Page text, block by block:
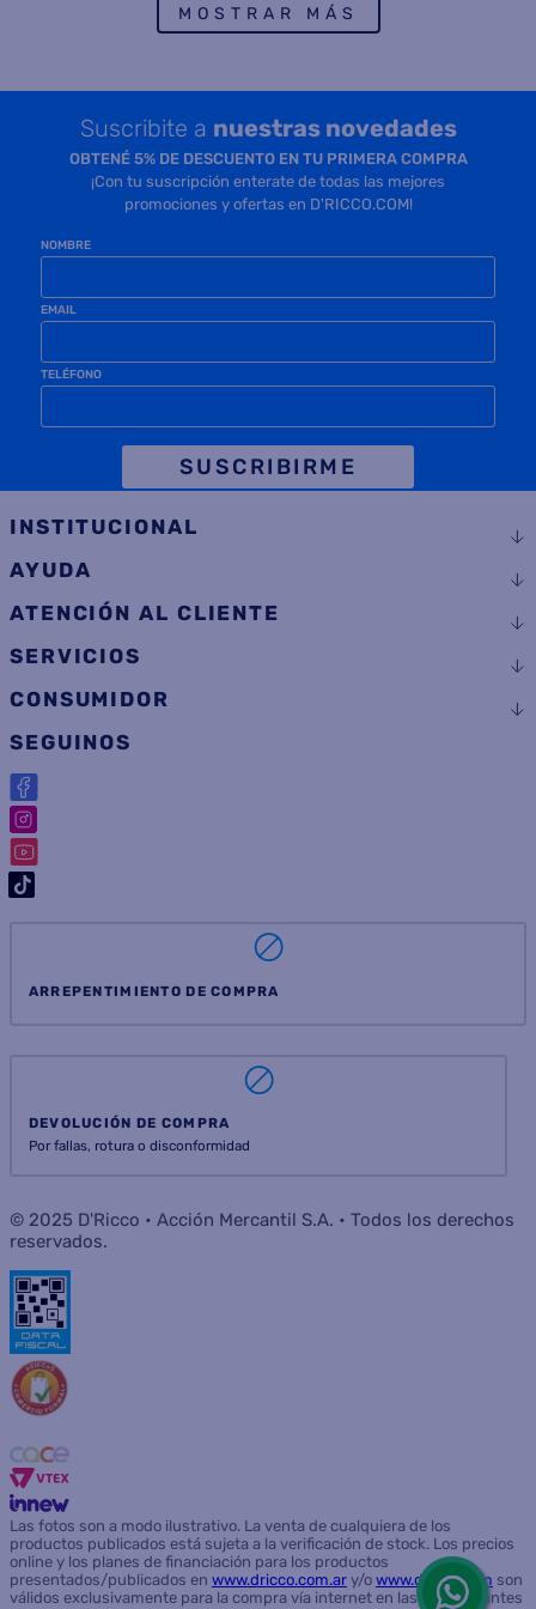
MOSTRAR MÁS
Suscribite a nuestras novedades
OBTENÉ 5% DE DESCUENTO EN TU PRIMERA COMPRA
¡Con tu suscripción enterate de todas las mejores
promociones y ofertas en D'RICCO.COM!
NOMBRE
EMAIL
TELÉFONO
SUSCRIBIRME
INSTITUCIONAL
AYUDA
ATENCIÓN AL CLIENTE
SERVICIOS
CONSUMIDOR
SEGUINOS
ARREPENTIMIENTO DE COMPRA
DEVOLUCIÓN DE COMPRA
Por fallas, rotura o disconformidad
© 2025 D'Ricco • Acción Mercantil S.A. • Todos los derechos
reservados.
Las fotos son a modo ilustrativo. La venta de cualquiera de los
productos publicados está sujeta a la verificación de stock. Los precios
online y los planes de financiación para los productos
presentados/publicados en www.dricco.com.ar y/o www.dricco.com son
válidos exclusivamente para la compra vía internet en las páginas antes